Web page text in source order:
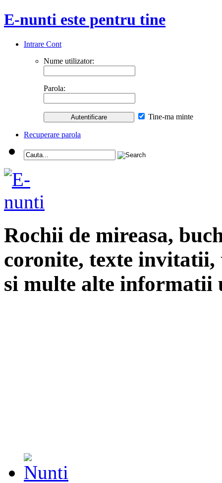
E-nunti este pentru tine
Intrare Cont
Nume utilizator:
Parola:
Tine-ma minte
Recuperare parola
Rochii de mireasa,
coronite, texte
si multe alte informatii